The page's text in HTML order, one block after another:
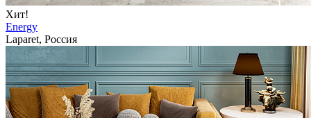
Хит!
Energy
Laparet, Россия